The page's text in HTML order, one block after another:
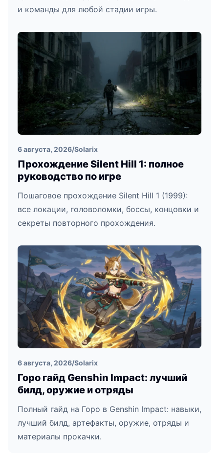
и команды для любой стадии игры.
6 августа, 2026/Solarix
Прохождение Silent Hill 1: полное
руководство по игре
Пошаговое прохождение Silent Hill 1 (1999):
все локации, головоломки, боссы, концовки и
секреты повторного прохождения.
6 августа, 2026/Solarix
Горо гайд Genshin Impact: лучший
билд, оружие и отряды
Полный гайд на Горо в Genshin Impact: навыки,
лучший билд, артефакты, оружие, отряды и
материалы прокачки.